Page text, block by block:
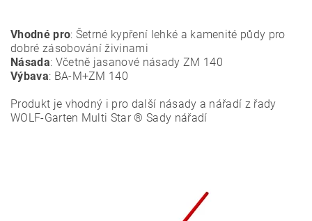
Vhodné pro: Šetrné kypření lehké a kamenité půdy pro
dobré zásobování živinami
Násada: Včetně jasanové násady ZM 140
Výbava: BA-M+ZM 140
Produkt je vhodný i pro další násady a nářadí z řady
WOLF-Garten Multi Star ® Sady nářadí